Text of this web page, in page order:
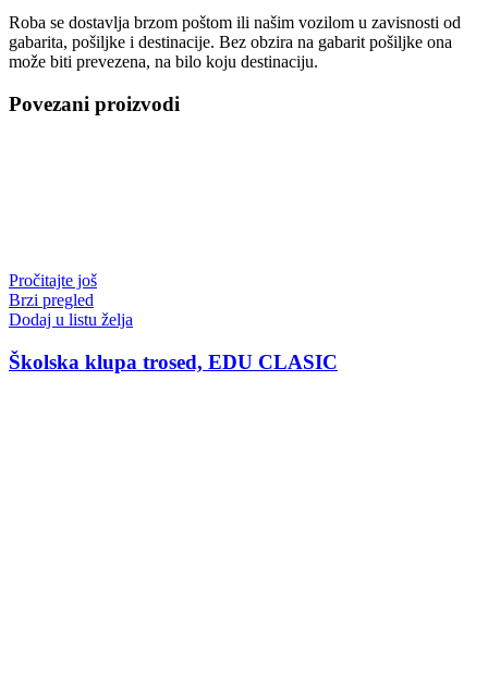
Roba se dostavlja brzom poštom ili našim vozilom u zavisnosti od
gabarita, pošiljke i destinacije. Bez obzira na gabarit pošiljke ona
može biti prevezena, na bilo koju destinaciju.
Povezani proizvodi
Pročitajte još
Brzi pregled
Dodaj u listu želja
Školska klupa trosed, EDU CLASIC